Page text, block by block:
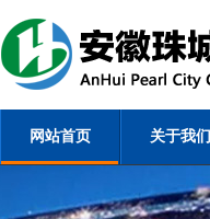
网站首页 关于我们